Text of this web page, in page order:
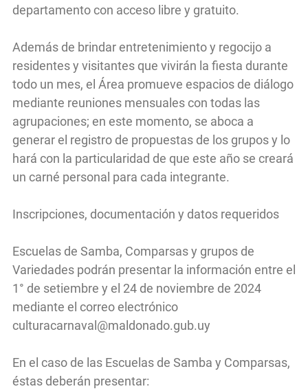
departamento con acceso libre y gratuito.
Además de brindar entretenimiento y regocijo a
residentes y visitantes que vivirán la fiesta durante
todo un mes, el Área promueve espacios de diálogo
mediante reuniones mensuales con todas las
agrupaciones; en este momento, se aboca a
generar el registro de propuestas de los grupos y lo
hará con la particularidad de que este año se creará
un carné personal para cada integrante.
Inscripciones, documentación y datos requeridos
Escuelas de Samba, Comparsas y grupos de
Variedades podrán presentar la información entre el
1° de setiembre y el 24 de noviembre de 2024
mediante el correo electrónico
culturacarnaval@maldonado.gub.uy
En el caso de las Escuelas de Samba y Comparsas,
éstas deberán presentar: